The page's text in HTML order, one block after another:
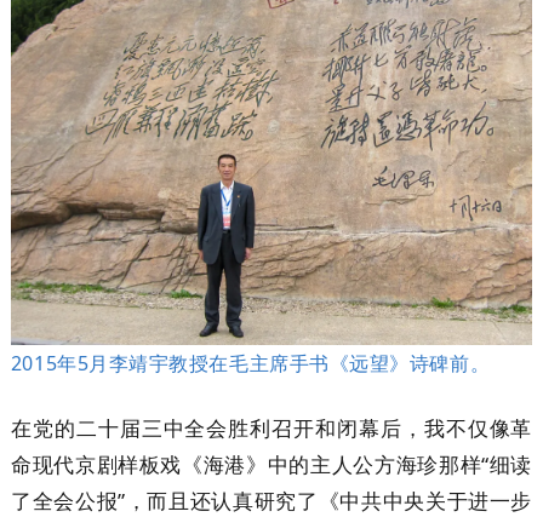
2015年5月李靖宇教授在毛主席手书《远望》 诗碑前。
在党的二十届三中全会胜利召开和闭幕后，我不仅像革
命现代京剧样板戏《海港》中的主人公方海珍那样“细读
了全会公报”，而且还认真研究了《中共中央关于进一步